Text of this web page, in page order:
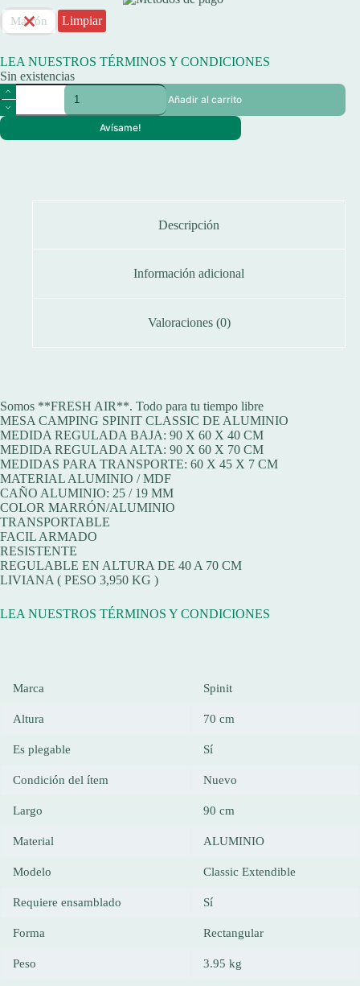
Marrón Limpiar
LEA NUESTROS TÉRMINOS Y CONDICIONES
Sin existencias
Mesa
Spinit
Camping
Aluminio
cantidad
Añadir al carrito
Avísame!
Descripción
Información adicional
Valoraciones (0)
Somos **FRESH AIR**. Todo para tu tiempo libre
MESA CAMPING SPINIT CLASSIC DE ALUMINIO
MEDIDA REGULADA BAJA: 90 X 60 X 40 CM
MEDIDA REGULADA ALTA: 90 X 60 X 70 CM
MEDIDAS PARA TRANSPORTE: 60 X 45 X 7 CM
MATERIAL ALUMINIO / MDF
CAÑO ALUMINIO: 25 / 19 MM
COLOR MARRÓN/ALUMINIO
TRANSPORTABLE
FACIL ARMADO
RESISTENTE
REGULABLE EN ALTURA DE 40 A 70 CM
LIVIANA ( PESO 3,950 KG )
LEA NUESTROS TÉRMINOS Y CONDICIONES
Marca Spinit
Altura 70 cm
Es plegable Sí
Condición del ítem Nuevo
Largo 90 cm
Material ALUMINIO
Modelo Classic Extendible
Requiere ensamblado Sí
Forma Rectangular
Peso 3.95 kg